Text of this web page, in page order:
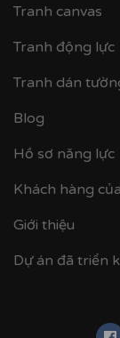
Cận cảnh
Tranh canvas
Tranh động lực
Tranh dán
Blog
Hồ sơ năng lực
Khách hàng
Giới thiệu
Dự án đã triển